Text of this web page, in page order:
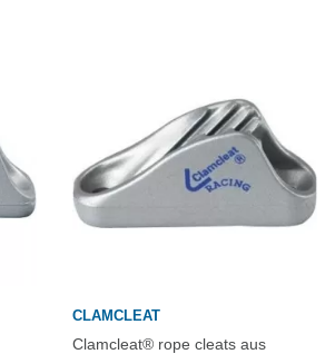
CLAMCLEAT
Clamcleat® rope cleats aus